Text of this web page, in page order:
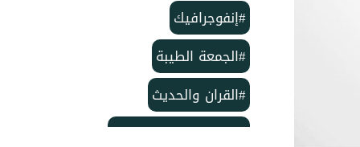
#إنفوجرافيك
#الجمعة الطيبة
#القران والحديث
#بمناسبة الذكرى لمولد